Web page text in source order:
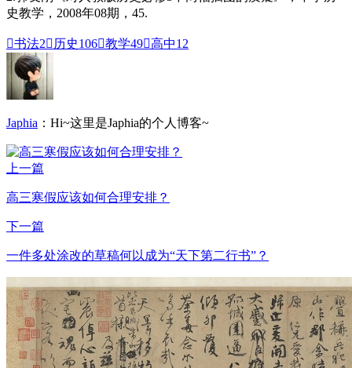
史教学，2008年08期，45.
书法2 历史106教学49高中12
Japhia ：Hi~这里是Japhia的个人博客~
上一篇
高三寒假应该如何合理安排？
下一篇
一件多处涂改的草稿何以成为“天下第二行书”？